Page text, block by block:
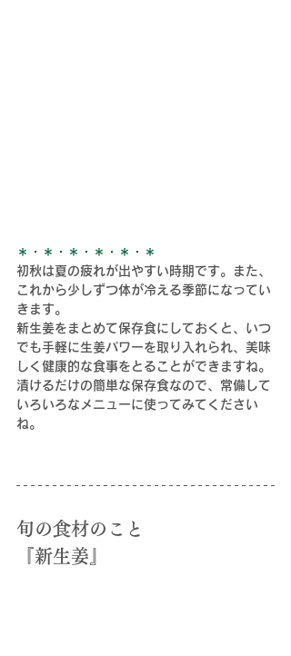
＊・＊・＊・＊・＊・＊
初秋は夏の疲れが出やすい時期です。また、
これから少しずつ体が冷える季節になってい
きます。
新生姜をまとめて保存食にしておくと、いつ
でも手軽に生姜パワーを取り入れられ、美味
しく健康的な食事をとることができますね。
漬けるだけの簡単な保存食なので、常備して
いろいろなメニューに使ってみてください
ね。
旬の食材のこと
『新生姜』